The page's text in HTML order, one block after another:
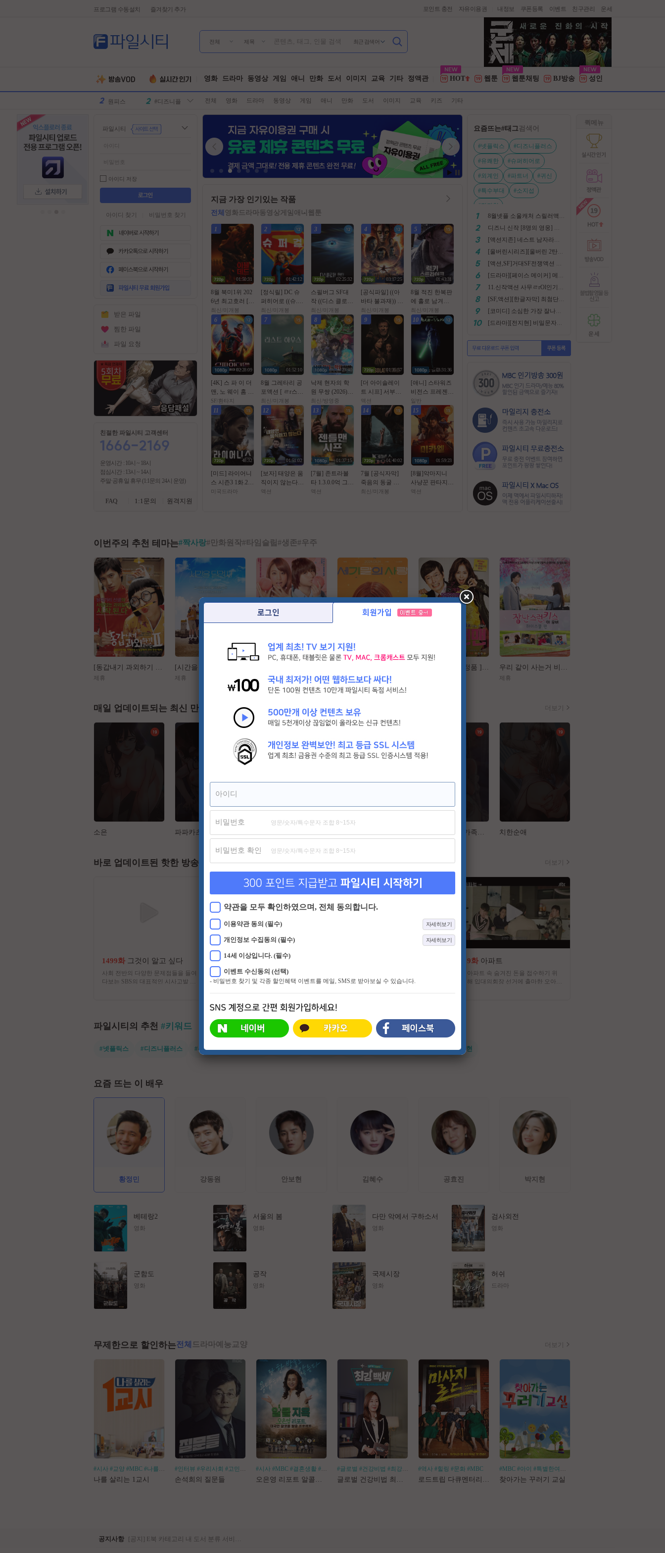
프로그램 수동설치 즐겨찾기 추가 포인트 충전 자유이용권 내정보 쿠폰등록 이벤트 친구관리 운세
퀵메뉴
전체 제목 최근 검색어
영화 드라마 동영상 게임 애니 만화 도서 이미지 교육 기타 정액관 HOT 웹툰 웹툰채팅 BJ방송 성인
러스
스파이더맨 #유쾌한
로
만달로리안 #외계인
동궁
다를입는다
디스클로저
데이
#소지섭
유부녀킬러 #전지현
군체 #넷플릭스
전체 영화 드라마 동영상 게임 애니 만화 도서 이미지 교육 키즈 기타
파일시티
아이디 저장
아이디 찾기 비밀번호 찾기
가
입
받은 파일
찜한 파일
파일 요청
친절한 파일시티 고객센터
운영시간 : 10시 ~ 18시
점심시간 : 13시 ~ 14시
주말·공휴일 휴무 (1:1문의 24시 운영)
FAQ 1:1문의 원격지원
지금 가장 인기있는 작품
전체 영화드라마동영상게임 애니 웹툰
1
01:50:31
8월 북미1위 202
6년 최고호러 [ O
l블ㄷㅓl드번 ] 10
80p 5.1 완벽자막
최신/미개봉
2
01:42:12
[정식릴] DC 슈
퍼히어로 ((슈.
퍼.걸)) 1080p 5.1
공식자막
최신/미개봉
3
02:25:32
스필버그 SF대
작 ((디스 클로저
데이)) 1080p 완
벽자막
최신/미개봉
4
03:17:25
[공식파일] ((아
바타 불과재)) 10
80p 5.1 공식자막
최신/미개봉
5
01:43:31
8월 적진 한복판
에 홀로 남겨진
미군 병사 [ 럭키
스트라Ol크 ] 108
0p 5.1 완벽자막
최신/미개봉
6
02:28:09
[4K] 스 파 이 더
맨, 노 웨이 홈 (2
021년 작품)
SF/환타지
7
01:52:10
8월 그레타리 공
포액션 [ ㄹr스트
ㅎr우스 ] 1080p
5.1 공식자막
최신/미개봉
8
23:40
낙제 현자의 학
원 무쌍 (2026) -
07화
최신/방영중
9
01:35:57
[더 아이솔레이
트 시프] 서부극
위장한 무법자들
과 위험한 동거
자체자막
액션
10
03:31:36
[애니] 스타워즈
비전스 프레젠츠
- 아홉번째 제다
이 (2026)
일반
11
48:32
[미드] 라이어니
스 시즌3 1화.202
6.1080p.한글자
미국드라마
12
01:51:02
[보자] 태양은 움
직이지 않는다 1
1월
액션
13
01:37:15
[7월] 존트라볼
타 1.3.0.0억 그림
을 훔쳐라 [ 젠틀
액션
14
01:40:02
7월 [공식자막]
죽음의 동굴 목
숨 건 생존[ 데블
최신/미개봉
15
01:59:23
[8월]악마지니
사냥꾼 판타지액
션[ 미카엘 두 차
액션
요즘뜨는#태그검색어
#넷플릭스 #디즈니플러스
#유쾌한 #슈퍼히어로
#외계인 #파트너 #귀신
#특수부대 #소지섭
#전지현
[울버린시리즈][울버린 2탄] 더 울버린 확장판 완벽자막
[SF,액션][한글자막] 최첨단 미래특수부대 초대박 안봄후회함~ 진짜잼있어요 스샷 꼭보세요 1080
이번주의 추천 테마는#짝사랑#만화원작#타임슬립 #생존#우주
제휴 제휴 제휴 제휴 제휴
매일 업데이트되는 최신 만화 더보기
소은 파파카츠 치한순애
바로 업데이트된 핫한 방송 더보기
1499화 그것이 알고 싶다
사회 전반의 다양한 문제점들을 들여
다보는 SBS의 대표적인 시사고발 프
411화전지적 참견 시점
"당신의 인생에 참견해드립니다!" 매
니저들의 거침없는 제보로 공개되는
한 참견!
살면서 어디서든 누구나 마주치는 속
답답한 가슴에 살얼음 동동 띄운 시
원한 동치미를 선사한다!
9화 아파트
아파트 속 숨겨진 돈을 접수하기 위
해 입대의회장 선거에 출마한 오아시
파일시티의 추천 #키워드
#넷플릭스 #디즈니플러스 #유쾌한 #슈퍼히어로 #외계인 #파트너 #귀신 #특수부대 #소지섭 #전지현
요즘 뜨는 이 배우
황정민 강동원 안보현 김혜수 공효진 박지현
베테랑2
영화
서울의 봄
영화
다만 악에서 구하소서
영화
검사외전
영화
군함도
영화
공작
영화
국제시장
영화
허쉬
드라마
무제한으로 할인하는전체 드라마예능 교양 더보기
#시사 #교양 #MBC #나를살리는
나를 살리는 1교시
#인터뷰 #우리사회 #고민거리 #분야별
손석희의 질문들
#시사 #MBC #결혼생활 #알코올중독 #글로벌 #건강비법 #최강백세 #김경화
#역사 #힐링 #문화 #MBC #MBC #아이 #특별한여행
찾아가는 꾸러기 교실
공지사항
[공지] 사이트 내 장기 콘텐츠 정리 작업 진행
로그인 회원가입
아이디
비밀번호
비밀번호 확인
300 포인트 지급받고 파일시티 시작하기
약관을 모두 확인하였으며, 전체 동의합니다.
이용약관 동의 (필수) 자세히보기
개인정보 수집동의 (필수) 자세히보기
14세 이상입니다. (필수)
이벤트 수신동의 (선택)
- 비밀번호 찾기 및 각종 할인혜택 이벤트를 메일, SMS로 받아보실 수 있습니다.